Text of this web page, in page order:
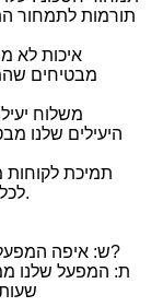
תורמות לתמחור
איכות לא
מבטיחים
משלוח
היעילים שלנו
תמיכת לקוחות
לכל סוגיות או חששות הקשורים למוצר שיש לך.
ש: איפה המפעל שלך? כיצד אוכל ללכת לבקר במפעל שלך?
ת: המפעל שלנו